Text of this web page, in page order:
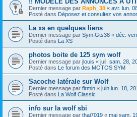
Dernier message par Raph_38 « avr. lun.
Posté dans Déposez et consultez vos
La xs en quelques liens
Dernier message par Sym.Gts38 « déc.
Posté dans La XS
photos boite de 125 sym wolf
Dernier message par jlouis « juil. sam. 28,
Posté dans Le forum des MOTOS SYM
Sacoche latérale sur Wolf
Dernier message par firmin « juin lun. 18,
Posté dans La Wolf Classic
info sur la wolf sbi
Dernier message par thai7019 « mai sam.